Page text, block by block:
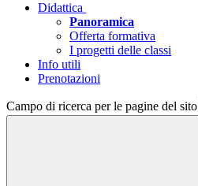
Didattica
Panoramica
Offerta formativa
I progetti delle classi
Info utili
Prenotazioni
Campo di ricerca per le pagine del sito